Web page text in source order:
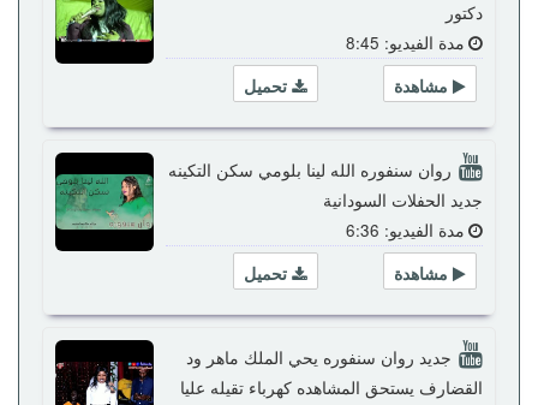
دكتور
مدة الفيديو: 8:45
تحميل
مشاهدة
روان سنفوره الله لينا بلومي سكن التكينه
جديد الحفلات السودانية
مدة الفيديو: 6:36
تحميل
مشاهدة
جديد روان سنفوره يحي الملك ماهر ود
القضارف يستحق المشاهده كهرباء تقيله عليا